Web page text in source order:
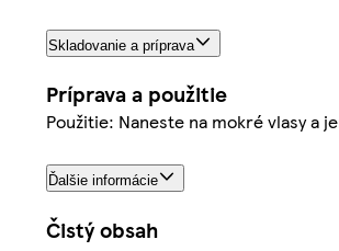
Skladovanie a príprava
Príprava a použitie
Použitie: Naneste na mokré vlasy a
Ďalšie informácie
Čistý obsah